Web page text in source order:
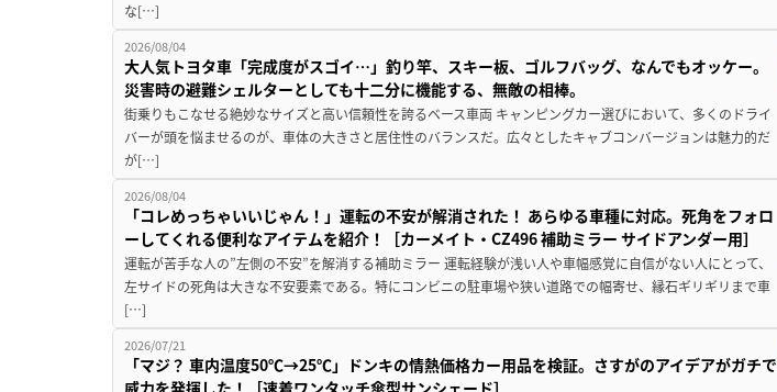
な[…]
2026/08/04
大人気トヨタ車「完成度がスゴイ…」釣り竿、スキー板、ゴルフバッグ、なんでもオッケー。
災害時の避難シェルターとしても十二分に機能する、無敵の相棒。
街乗りもこなせる絶妙なサイズと高い信頼性を誇るベース車両 キャンピングカー選びにおいて、多くのドライ
バーが頭を悩ませるのが、車体の大きさと居住性のバランスだ。広々としたキャブコンバージョンは魅力的だ
が[…]
2026/08/04
「コレめっちゃいいじゃん！」運転の不安が解消された！ あらゆる車種に対応。死角をフォロ
ーしてくれる便利なアイテムを紹介！［カーメイト・CZ496 補助ミラー サイドアンダー用］
運転が苦手な人の”左側の不安”を解消する補助ミラー 運転経験が浅い人や車幅感覚に自信がない人にとって、
左サイドの死角は大きな不安要素である。特にコンビニの駐車場や狭い道路での幅寄せ、縁石ギリギリまで車
[…]
2026/07/21
「マジ？ 車内温度50℃→25℃」ドンキの情熱価格カー用品を検証。さすがのアイデアがガチで